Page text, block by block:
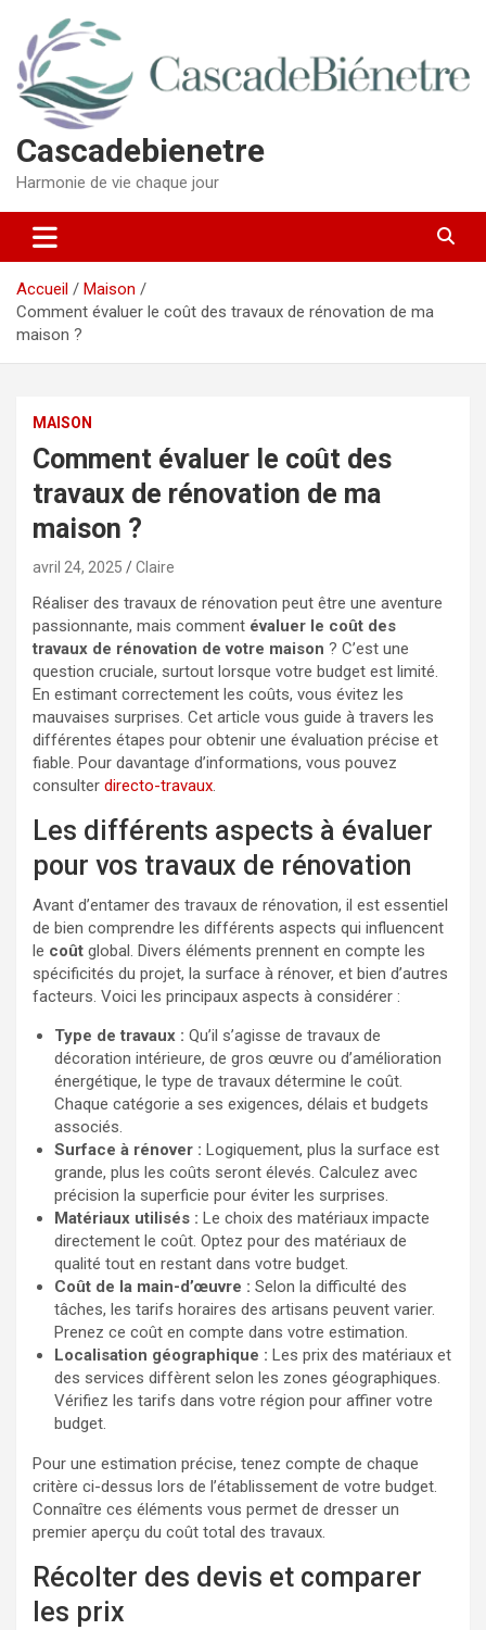
contenu
Cascadebienetre
Harmonie de vie chaque jour
Accueil
Maison
Comment évaluer le coût des travaux de rénovation de ma
maison ?
MAISON
Comment évaluer le coût des
travaux de rénovation de ma
maison ?
avril 24, 2025 Claire
Réaliser des travaux de rénovation peut être une aventure
passionnante, mais comment évaluer le coût des
travaux de rénovation de votre maison ? C’est une
question cruciale, surtout lorsque votre budget est limité.
En estimant correctement les coûts, vous évitez les
mauvaises surprises. Cet article vous guide à travers les
différentes étapes pour obtenir une évaluation précise et
fiable. Pour davantage d’informations, vous pouvez
consulter directo-travaux.
Les différents aspects à évaluer
pour vos travaux de rénovation
Avant d’entamer des travaux de rénovation, il est essentiel
de bien comprendre les différents aspects qui influencent
le coût global. Divers éléments prennent en compte les
spécificités du projet, la surface à rénover, et bien d’autres
facteurs. Voici les principaux aspects à considérer :
Type de travaux : Qu’il s’agisse de travaux de
décoration intérieure, de gros œuvre ou d’amélioration
énergétique, le type de travaux détermine le coût.
Chaque catégorie a ses exigences, délais et budgets
associés.
Surface à rénover : Logiquement, plus la surface est
grande, plus les coûts seront élevés. Calculez avec
précision la superficie pour éviter les surprises.
Matériaux utilisés : Le choix des matériaux impacte
directement le coût. Optez pour des matériaux de
qualité tout en restant dans votre budget.
Coût de la main-d’œuvre : Selon la difficulté des
tâches, les tarifs horaires des artisans peuvent varier.
Prenez ce coût en compte dans votre estimation.
Localisation géographique : Les prix des matériaux et
des services diffèrent selon les zones géographiques.
Vérifiez les tarifs dans votre région pour affiner votre
budget.
Pour une estimation précise, tenez compte de chaque
critère ci-dessus lors de l’établissement de votre budget.
Connaître ces éléments vous permet de dresser un
premier aperçu du coût total des travaux.
Récolter des devis et comparer
les prix